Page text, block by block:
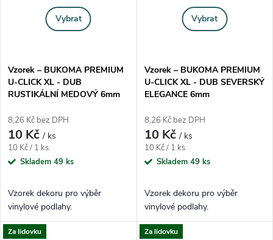
Vybrat
Vzorek – BUKOMA PREMIUM
U-CLICK XL - DUB
RUSTIKÁLNÍ MEDOVÝ 6mm
8,26 Kč bez DPH
10 Kč/ ks
Měrná cena:
10 Kč / 1 ks
Skladem 49 ks
Vzorek dekoru pro výběr
vinylové podlahy.
Vybrat
Vzorek – BUKOMA PREMIUM
U-CLICK XL - DUB SEVERSKÝ
ELEGANCE 6mm
8,26 Kč bez DPH
10 Kč/ ks
Měrná cena:
10 Kč / 1 ks
Skladem 49 ks
Vzorek dekoru pro výběr
vinylové podlahy.
Za lidovku
Za lidovku